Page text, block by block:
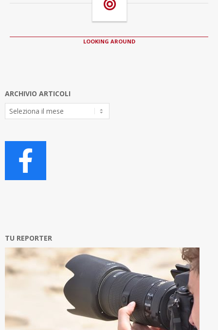
LOOKING AROUND
ARCHIVIO ARTICOLI
Archivio
Articoli
TU REPORTER